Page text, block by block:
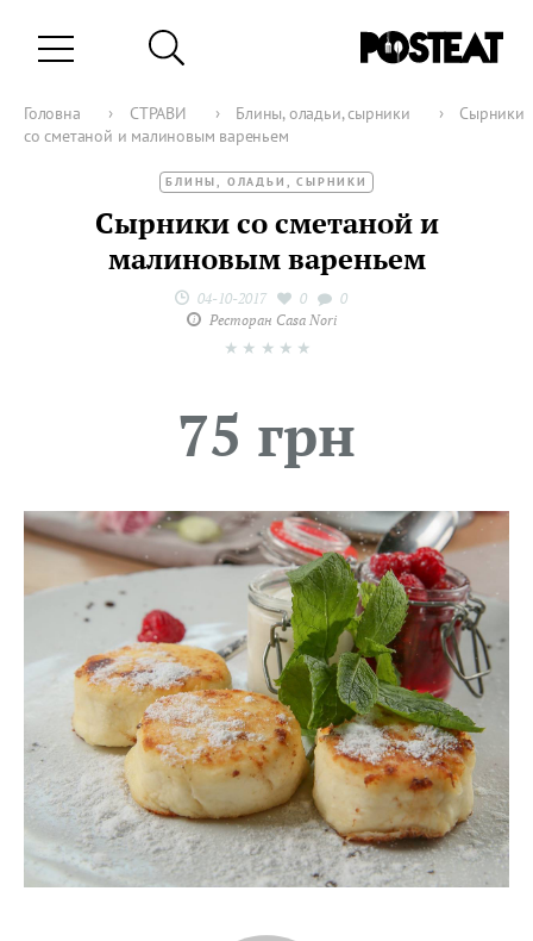
Головна › СТРАВИ › Блины, оладьи, сырники ›
Сырники
со сметаной и малиновым вареньем
БЛИНЫ, ОЛАДЬИ, СЫРНИКИ
Сырники со сметаной и
малиновым вареньем
04-10-2017 0
0
Ресторан Casa Nori
★
★
★
★
★
75 грн